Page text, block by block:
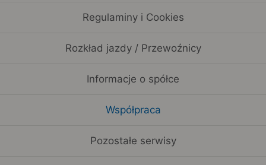
Regulaminy i Cookies
Rozkład jazdy / Przewoźnicy
Informacje o spółce
Współpraca
Pozostałe serwisy